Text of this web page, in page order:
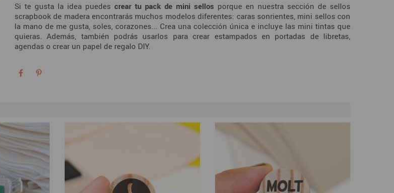
Si te gusta la idea puedes crear tu pack de mini sellos porque en nuestra sección de sellos
scrapbook de madera encontrarás muchos modelos diferentes: caras sonrientes, mini sellos con
la mano de me gusta, soles, corazones... Crea una colección única e incluye las mini tintas que
quieras. Además, también podrás usarlos para crear estampados en portadas de libretas,
agendas o crear un papel de regalo DIY.